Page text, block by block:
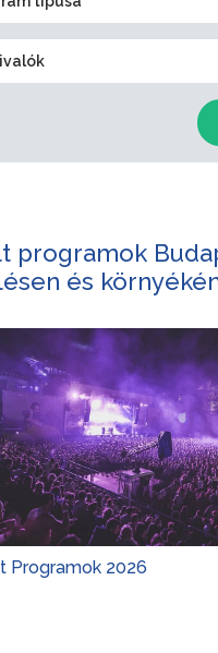
programok
és
Programok 2026